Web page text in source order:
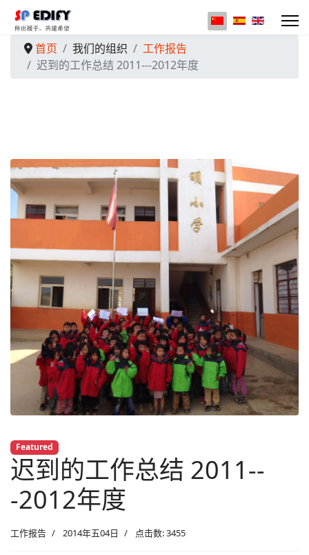
选择你的语音
首页
我们的组织
工作报告
迟到的工作总结 2011---2012年度
Featured
迟到的工作总结 2011--
-2012年度
工作报告 2014年五04日 点击数: 3455